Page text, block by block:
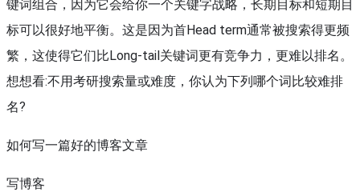
键词组合，因为它会给你一个关键字战略，长期目标和短期目
标可以很好地平衡。这是因为首Head term通常被搜索得更频
繁，这使得它们比Long-tail关键词更有竞争力，更难以排名。
想想看:不用考研搜索量或难度，你认为下列哪个词比较难排
名?
如何写一篇好的博客文章
写博客